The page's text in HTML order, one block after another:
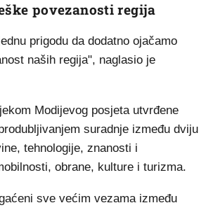
povezanosti regija
prigodu da dodatno ojačamo
naših regija", naglasio je
Modijevog posjeta utvrđene
suradnje između dviju
tehnologije, znanosti i
obrane, kulture i turizma.
sve većim vezama između